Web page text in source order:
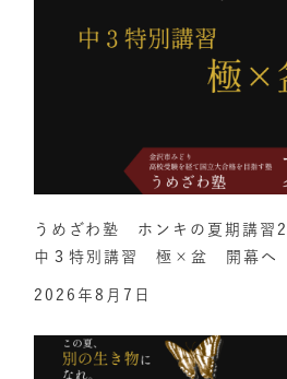
うめざわ塾 ホンキの夏期講
中３特別講習 極×盆 開幕へ
2026年8月7日